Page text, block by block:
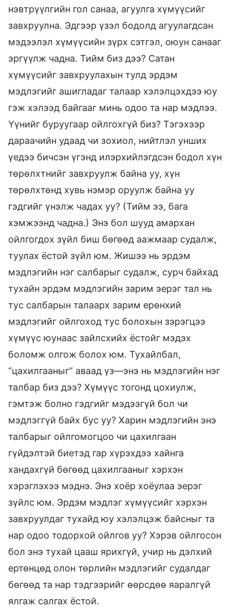
нэвтрүүлгийн гол санаа, агуулга хүмүүсийг
завхруулна. Эдгээр үзэл бодолд агуулагдсан
мэдээлэл хүмүүсийн зүрх сэтгэл, оюун санааг
эргүүлж чадна. Тийм биз дээ? Сатан
хүмүүсийг завхруулахын тулд эрдэм
мэдлэгийг ашигладаг талаар хэлэлцэхдээ юу
гэж хэлээд байгааг минь одоо та нар мэдлээ.
Үүнийг буруугаар ойлгохгүй биз? Тэгэхээр
дараачийн удаад чи зохиол, нийтлэл унших
үедээ бичсэн үгэнд илэрхийлэгдсэн бодол хүн
төрөлхтнийг завхруулж байна уу, хүн
төрөлхтөнд хувь нэмэр оруулж байна уу
гэдгийг үнэлж чадах уу? (Тийм ээ, бага
хэмжээнд чадна.) Энэ бол шууд амархан
ойлгогдох зүйл биш бөгөөд аажмаар судалж,
туулах ёстой зүйл юм. Жишээ нь эрдэм
мэдлэгийн нэг салбарыг судалж, сурч байхад
тухайн эрдэм мэдлэгийн зарим эерэг тал нь
тус салбарын талаарх зарим ерөнхий
мэдлэгийг ойлгоход тус болохын зэрэгцээ
хүмүүс юунаас зайлсхийх ёстойг мэдэх
боломж олгож болох юм. Тухайлбал,
“цахилгааныг” аваад үз—энэ нь мэдлэгийн нэг
талбар биз дээ? Хүмүүс тогонд цохиулж,
гэмтэж болно гэдгийг мэдээгүй бол чи
мэдлэггүй байх бус уу? Харин мэдлэгийн энэ
талбарыг ойлгомогцоо чи цахилгаан
гүйдэлтэй биетэд гар хүрэхдээ хайнга
хандахгүй бөгөөд цахилгааныг хэрхэн
хэрэглэхээ мэднэ. Энэ хоёр хоёулаа эерэг
зүйлс юм. Эрдэм мэдлэг хүмүүсийг хэрхэн
завхруулдаг тухайд юу хэлэлцэж байсныг та
нар одоо тодорхой ойлгов уу? Хэрэв ойлгосон
бол энэ тухай цааш ярихгүй, учир нь дэлхий
ертөнцөд олон төрлийн мэдлэгийг судалдаг
бөгөөд та нар тэдгээрийг өөрсдөө яаралгүй
ялгаж салгах ёстой.